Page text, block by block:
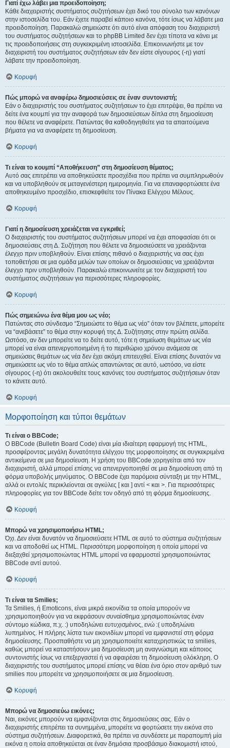
Γιατί έχω λάβει μια προειδοποίηση;
Κάθε διαχειριστής συστήματος συζητήσεων έχει δικό του σύνολο των κανόνων
στην ιστοσελίδα του. Εάν έχετε παραβεί κάποιο κανόνα, τότε ίσως να λάβατε μια
προειδοποίηση. Παρακαλώ σημειώστε ότι αυτό είναι απόφαση του διαχειριστή
του συστήματος συζητήσεων και το phpBB Limited δεν έχει τίποτα να κάνει με
τις προειδοποιήσεις στη συγκεκριμένη ιστοσελίδα. Επικοινωνήστε με τον
διαχειριστή του συστήματος συζητήσεων εάν δεν είστε σίγουρος (-η) γιατί
λάβατε την προειδοποίηση.
Κορυφή
Πώς μπορώ να αναφέρω δημοσιεύσεις σε έναν συντονιστή;
Εάν ο διαχειριστής του συστήματος συζητήσεων το έχει επιτρέψει, θα πρέπει να
δείτε ένα κουμπί για την αναφορά των δημοσιεύσεων δίπλα στη δημοσίευση
που θέλετε να αναφέρετε. Πατώντας θα καθοδηγηθείτε για τα απαιτούμενα
βήματα για να αναφέρετε τη δημοσίευση.
Κορυφή
Τι είναι το κουμπί “Αποθήκευση” στη δημοσίευση θέματος;
Αυτό σας επιτρέπει να αποθηκεύσετε προσχέδια που πρέπει να συμπληρωθούν
και να υποβληθούν σε μεταγενέστερη ημερομηνία. Για να επαναφορτώσετε ένα
αποθηκευμένο προσχέδιο, επισκεφθείτε τον Πίνακα Ελέγχου Μέλους.
Κορυφή
Γιατί η δημοσίευση χρειάζεται να εγκριθεί;
Ο διαχειριστής του συστήματος συζητήσεων μπορεί να έχει αποφασίσει ότι οι
δημοσιεύσεις στη Δ. Συζήτηση που θέλετε να δημοσιεύσετε να χρειάζονται
έλεγχο πριν υποβληθούν. Είναι επίσης πιθανό ο διαχειριστής να σας έχει
τοποθετήσει σε μια ομάδα μελών των οποίων οι δημοσιεύσεις να χρειάζονται
έλεγχο πριν υποβληθούν. Παρακαλώ επικοινωνείτε με τον διαχειριστή του
συστήματος συζητήσεων για περισσότερες πληροφορίες.
Κορυφή
Πώς σημειώνω ένα θέμα μου ως νέο;
Πατώντας στο σύνδεσμο “Σημειώστε το θέμα ως νέο” όταν τον βλέπετε, μπορείτε
να “ανεβάσετε” το θέμα στην κορυφή της Δ. Συζήτησης στην πρώτη σελίδα.
Ωστόσο, αν δεν μπορείτε να το δείτε αυτό, τότε η σημείωση θεμάτων ως νέα
μπορεί να είναι απενεργοποιημένη ή το περιθώριο χρόνου ανάμεσα σε
σημειώσεις θεμάτων ως νέα δεν έχει ακόμη επιτευχθεί. Είναι επίσης δυνατόν να
σημειώσετε ως νέο το θέμα απλώς απαντώντας σε αυτό, ωστόσο, να είστε
σίγουρος (-η) ότι ακολουθείτε τους κανόνες του συστήματος συζητήσεων όταν
το κάνετε αυτό.
Κορυφή
Μορφοποίηση και τύποι θεμάτων
Τι είναι ο BBCode;
Ο BBCode (Bulletin Board Code) είναι μία ιδιαίτερη εφαρμογή της HTML,
προσφέροντας μεγάλη δυνατότητα ελέγχου της μορφοποίησης σε συγκεκριμένα
αντικείμενα σε μια δημοσίευση. Η χρήση του BBCode χορηγείται από τον
διαχειριστή, αλλά μπορεί επίσης να απενεργοποιηθεί σε μια δημοσίευση από τη
φόρμα υποβολής μηνύματος. Ο BBCode έχει παρόμοια σύνταξη με την HTML,
αλλά οι εντολές περικλείονται σε αγκύλες [ και ] αντί < και >. Για περισσότερες
πληροφορίες για τον BBCode δείτε τον οδηγό από τη φόρμα δημοσίευσης.
Κορυφή
Μπορώ να χρησιμοποιήσω HTML;
Όχι. Δεν είναι δυνατόν να δημοσιεύσετε HTML σε αυτό το σύστημα συζητήσεων
και να αποδοθεί ως HTML. Περισσότερη μορφοποίηση η οποία μπορεί να
διεξαχθεί χρησιμοποιώντας HTML μπορεί να εφαρμοστεί χρησιμοποιώντας
BBCode αντί αυτού.
Κορυφή
Τι είναι τα Smilies;
Τα Smilies, ή Emoticons, είναι μικρά εικονίδια τα οποία μπορούν να
χρησιμοποιηθούν για να εκφράσουν συναίσθημα χρησιμοποιώντας έναν
σύντομο κώδικα, π.χ. :) υποδηλώνει ευτυχισμένος, ενώ :( υποδηλώνει
λυπημένος. Η πλήρης λίστα των εικονιδίων μπορεί να εμφανιστεί στη φόρμα
δημοσίευσης. Προσπαθήστε να μη χρησιμοποιείτε καταχρηστικώς τα smilies,
καθώς μπορεί να καταστήσουν μια δημοσίευση μη αναγνώσιμη και κάποιος
συντονιστής ίσως να επεξεργαστεί ή να αφαιρέσει τη δημοσίευση ολόκληρη. Ο
διαχειριστής του συστήματος μπορεί επίσης να θέσει ένα όριο στον αριθμό των
smilies που μπορείτε να χρησιμοποιήσετε σε μια δημοσίευση.
Κορυφή
Μπορώ να δημοσιεύω εικόνες;
Ναι, εικόνες μπορούν να εμφανίζονται στις δημοσιεύσεις σας. Εάν ο
διαχειριστής επιτρέπει τα συνημμένα, μπορείτε να φορτώσετε την εικόνα στο
σύστημα συζητήσεων. Διαφορετικά, θα πρέπει να συνδέσετε με παραπομπή μία
εικόνα η οποία αποθηκεύεται σε έναν δημόσια προσβάσιμο διακομιστή ιστού,